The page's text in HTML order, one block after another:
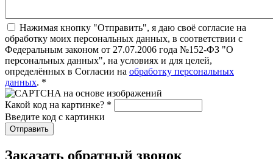
Нажимая кнопку "Отправить", я даю своё согласие на
обработку моих персональных данных, в соответствии с
Федеральным законом от 27.07.2006 года №152-ФЗ "О
персональных данных", на условиях и для целей,
определённых в Согласии на обработку персональных
данных. *
Какой код на картинке? *
Введите код с картинки
Заказать обратный звонок